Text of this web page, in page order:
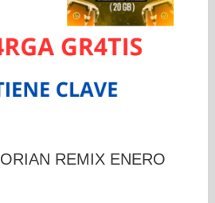
REMIX ENERO